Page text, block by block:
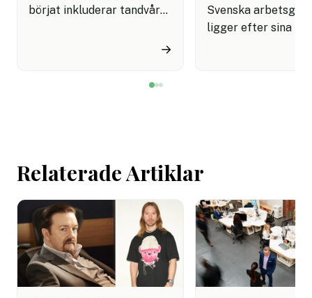
börjat inkluderar tandvård i
→
Svenska
ligger efter sina
Relaterade Artiklar